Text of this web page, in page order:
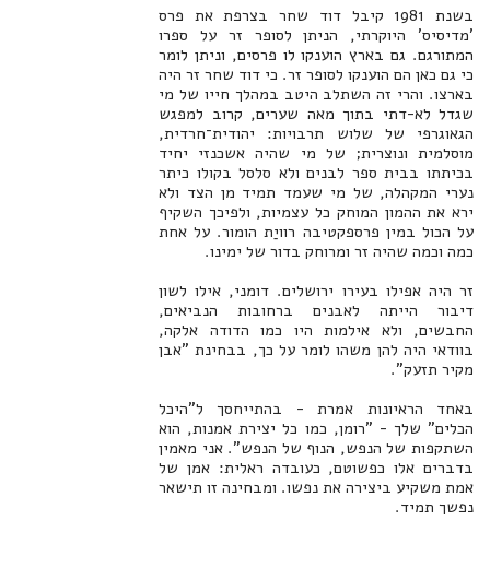
בשנת 1981 קיבל דוד שחר בצרפת את פרס
'מדיסיס' היוקרתי, הניתן לסופר זר על ספרו
המתורגם. גם בארץ הוענקו לו פרסים, וניתן לומר
כי גם כאן הם הוענקו לסופר זר. כי דוד שחר זר היה
בארצו. והרי זה השתלב היטב במהלך חייו של מי
שגדל לא-דתי בתוך מאה שערים, קרוב למפגש
הגאוגרפי של שלוש תרבויות: יהודית־חרדית,
מוסלמית ונוצרית; של מי שהיה אשכנזי יחיד
בכיתתו בבית ספר לבנים ולא סלסל בקולו כיתר
נערי המקהלה, של מי שעמד תמיד מן הצד ולא
ירא את ההמון המוחק כל עצמיות, ולפיכך השקיף
על הכול במין פרספקטיבה רוויַת הומור. על אחת
כמה וכמה שהיה זר ומרוחק בדור של ימינו.
זר היה אפילו בעירו ירושלים. דומני, אילו לשון
דיבור הייתה לאבנים ברחובות הנביאים,
החבשים, ולא אילמות היו כמו הדודה אלקה,
בוודאי היה להן משהו לומר על כך, בבחינת "אבן
מקיר תזעק".
באחד הראיונות אמרת - בהתייחסך ל"היכל
הכלים" שלך - "רומן, כמו כל יצירת אמנות, הוא
השתקפות של הנפש, הנוף של הנפש". אני מאמין
בדברים אלו כפשוטם, כעובדה ראלית: אמן של
אמת משקיע ביצירה את נפשו. ומבחינה זו תישאר
נפשך תמיד.